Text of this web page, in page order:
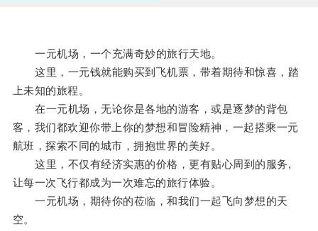
一元机场，一个充满奇妙的旅行天地。
这里，一元钱就能购买到飞机票，带着期待和惊喜，踏
上未知的旅程。
在一元机场，无论你是各地的游客，或是逐梦的背包
客，我们都欢迎你带上你的梦想和冒险精神，一起搭乘一元
航班，探索不同的城市，拥抱世界的美好。
这里，不仅有经济实惠的价格，更有贴心周到的服务,
让每一次飞行都成为一次难忘的旅行体验。
一元机场，期待你的莅临，和我们一起飞向梦想的天
空。